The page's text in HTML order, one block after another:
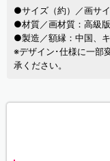
●サイズ（約）／画サ
●材質／画材質：高級
●製造／額縁：中国、
※デザイン･仕様に一部
承ください。